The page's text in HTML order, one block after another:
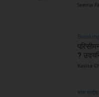
Seema
?
Kavita
मध्य प्रदेश